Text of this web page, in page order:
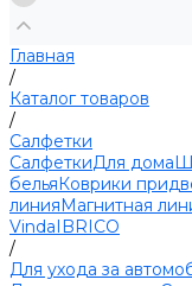
Главная
/
Каталог товаров
/
Салфетки
СалфеткиДля дома
бельяКоврики
линияМагнитная
VindaIBRICO
/
Для ухода за